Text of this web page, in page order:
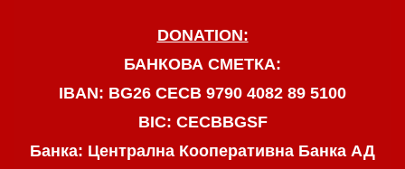
DONATION:
БАНКОВА СМЕТКА:
IBAN: BG26 CECB 9790 4082 89 5100
BIC: CECBBGSF
Банка: Централна Кооперативна Банка АД